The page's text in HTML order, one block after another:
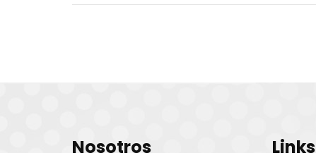
Nosotros Links